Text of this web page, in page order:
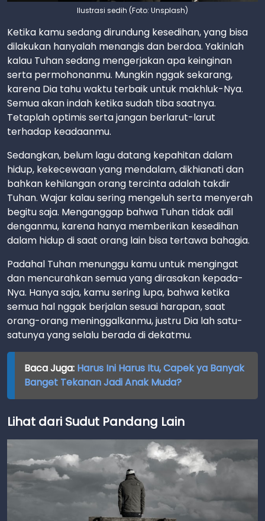
Ilustrasi sedih (Foto: Unsplash)
Ketika kamu sedang dirundung kesedihan, yang bisa
dilakukan hanyalah menangis dan berdoa. Yakinlah
kalau Tuhan sedang mengerjakan apa keinginan
serta permohonanmu. Mungkin nggak sekarang,
karena Dia tahu waktu terbaik untuk makhluk-Nya.
Semua akan indah ketika sudah tiba saatnya.
Tetaplah optimis serta jangan berlarut-larut
terhadap keadaanmu.
Sedangkan, belum lagu datang kepahitan dalam
hidup, kekecewaan yang mendalam, dikhianati dan
bahkan kehilangan orang tercinta adalah takdir
Tuhan. Wajar kalau sering mengeluh serta menyerah
begitu saja. Menganggap bahwa Tuhan tidak adil
denganmu, karena hanya memberikan kesedihan
dalam hidup di saat orang lain bisa tertawa bahagia.
Padahal Tuhan menunggu kamu untuk mengingat
dan mencurahkan semua yang dirasakan kepada-
Nya. Hanya saja, kamu sering lupa, bahwa ketika
semua hal nggak berjalan sesuai harapan, saat
orang-orang meninggalkanmu, justru Dia lah satu-
satunya yang selalu berada di dekatmu.
Baca Juga: Harus Ini Harus Itu, Capek ya Banyak
Banget Tekanan Jadi Anak Muda?
Lihat dari Sudut Pandang Lain